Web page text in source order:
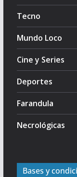
Tecno
Mundo Loco
Cine y Series
Deportes
Farandula
Necrológicas
Bases y